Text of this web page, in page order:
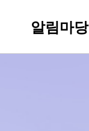
알림마당